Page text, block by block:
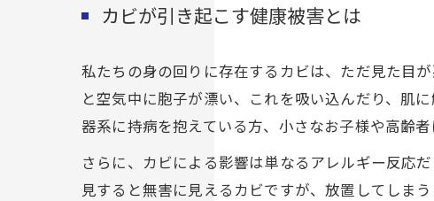
カビが引き起こす健康被害とは
私たちの身の回りに存在するカビは、ただ見た目
と空気中に胞子が漂い、これを吸い込んだり、肌
器系に持病を抱えている方、小さなお子様や高齢
さらに、カビによる影響は単なるアレルギー反応
見すると無害に見えるカビですが、放置してしま